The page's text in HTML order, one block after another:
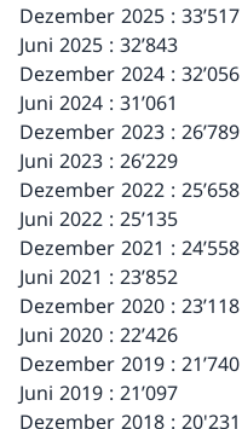
Dezember 2025 : 33’517
Juni 2025 : 32’843
Dezember 2024 : 32’056
Juni 2024 : 31’061
Dezember 2023 : 26’789
Juni 2023 : 26’229
Dezember 2022 : 25’658
Juni 2022 : 25’135
Dezember 2021 : 24’558
Juni 2021 : 23’852
Dezember 2020 : 23’118
Juni 2020 : 22’426
Dezember 2019 : 21’740
Juni 2019 : 21’097
Dezember 2018 : 20'231